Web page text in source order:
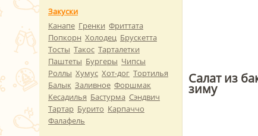
Салат из
зиму
Закуски
Канапе Гренки Фриттата
Попкорн Холодец Брускетта
Тосты Такос Тарталетки
Паштеты Бургеры Чипсы
Роллы Хумус Хот-дог Тортилья
Балык Заливное Форшмак
Кесадилья Бастурма Сэндвич
Тартар Бурито Карпаччо
Фалафель